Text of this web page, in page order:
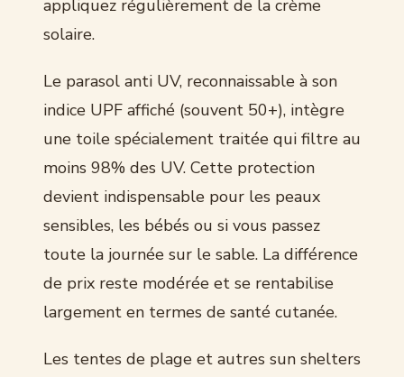
appliquez régulièrement de la crème
solaire.
Le parasol anti UV, reconnaissable à son
indice UPF affiché (souvent 50+), intègre
une toile spécialement traitée qui filtre au
moins 98% des UV. Cette protection
devient indispensable pour les peaux
sensibles, les bébés ou si vous passez
toute la journée sur le sable. La différence
de prix reste modérée et se rentabilise
largement en termes de santé cutanée.
Les tentes de plage et autres sun shelters